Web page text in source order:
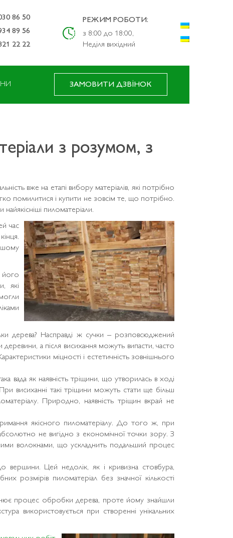
86 50
89 56
22 22
РЕЖИМ РОБОТИ:
з 8:00 до 18:00,
Неділя вихідний
ЗАМОВИТИ ДЗВІНОК
з розумом, з
вже на етапі вибору матеріалів, які потрібно
помилитися і купити не зовсім те, що потрібно.
найякісніші пиломатеріали.
час
його
які
дерева? Насправді ж сучки – розповсюджений
а після висихання можуть випасти, часто
міцності і естетичність зовнішнього
вада як наявність тріщини, що утворилась в ході
висиханні такі тріщини можуть стати ще більш
Природно, наявність тріщин вкрай не
якісного пиломатеріалу. До того ж, при
не вигідно з економічної точки зору. З
волокнами, що ускладнить подальший процес
вершини. Цей недолік, як і кривизна стовбура,
розмірів пиломатеріал без значної кількості
процес обробки дерева, проте йому знайшли
використовується при створенні унікальних